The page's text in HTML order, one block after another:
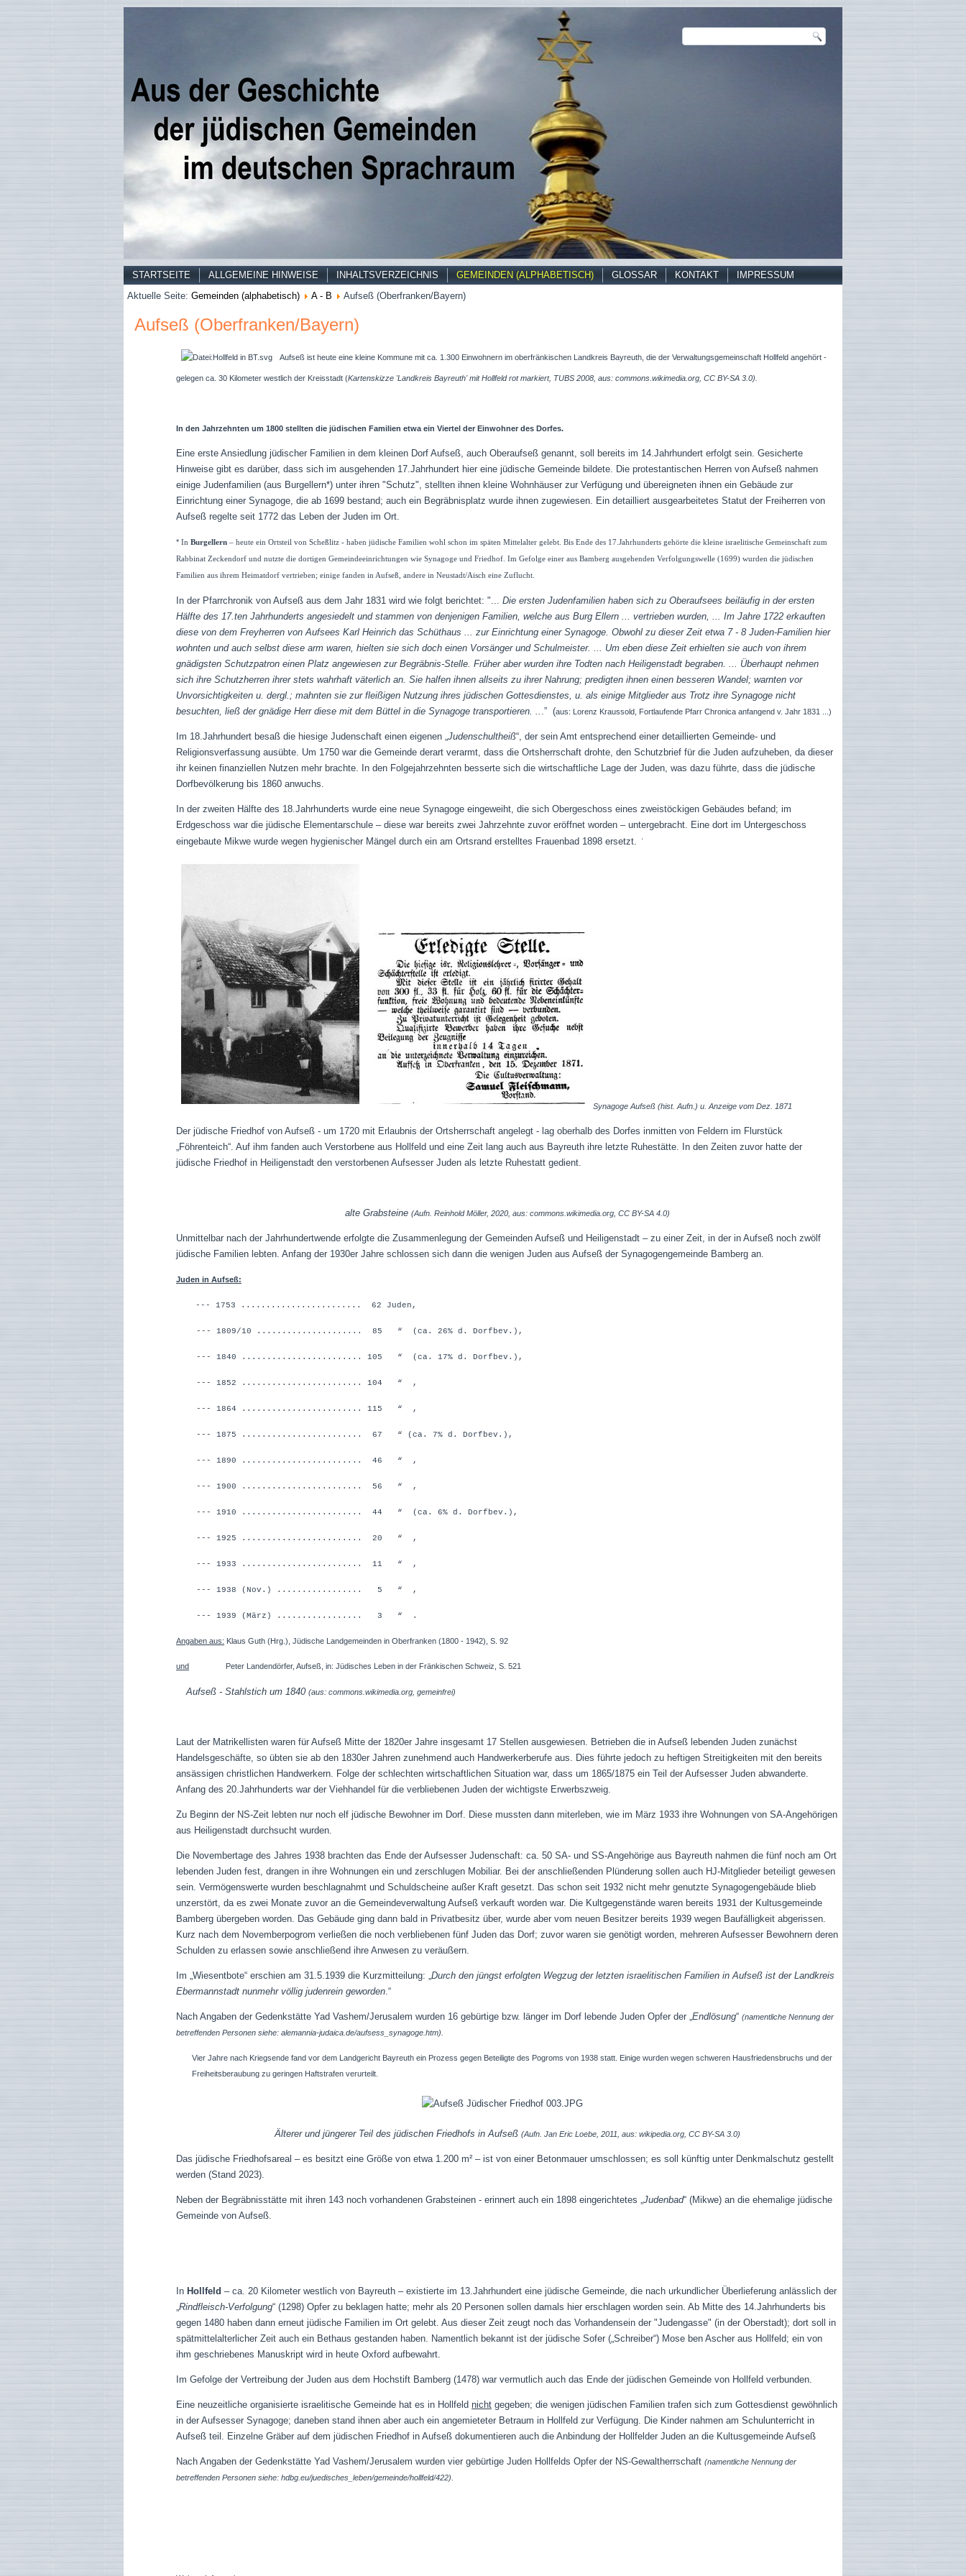
STARTSEITE ALLGEMEINE HINWEISE INHALTSVERZEICHNIS GEMEINDEN (ALPHABETISCH) GLOSSAR KONTAKT
IMPRESSUM
Aktuelle Seite: Gemeinden (alphabetisch) A - B Aufseß (Oberfranken/Bayern)
Aufseß (Oberfranken/Bayern)
Aufseß ist heute eine kleine Kommune mit ca. 1.300 Einwohnern im oberfränkischen Landkreis Bayreuth, die der Verwaltungsgemeinschaft Hollfeld angehört -
gelegen ca. 30 Kilometer westlich der Kreisstadt (Kartenskizze 'Landkreis Bayreuth' mit Hollfeld rot markiert, TUBS 2008, aus: commons.wikimedia.org, CC BY-SA 3.0).
In den Jahrzehnten um 1800 stellten die jüdischen Familien etwa ein Viertel der Einwohner des Dorfes.
Eine erste Ansiedlung jüdischer Familien in dem kleinen Dorf Aufseß, auch Oberaufseß genannt, soll bereits im 14.Jahrhundert erfolgt sein. Gesicherte
Hinweise gibt es darüber, dass sich im ausgehenden 17.Jahrhundert hier eine jüdische Gemeinde bildete. Die protestantischen Herren von Aufseß nahmen
einige Judenfamilien (aus Burgellern*) unter ihren "Schutz", stellten ihnen kleine Wohnhäuser zur Verfügung und übereigneten ihnen ein Gebäude zur
Einrichtung einer Synagoge, die ab 1699 bestand; auch ein Begräbnisplatz wurde ihnen zugewiesen. Ein detailliert ausgearbeitetes Statut der Freiherren von
Aufseß regelte seit 1772 das Leben der Juden im Ort.
* InBurgellern –heute ein Ortsteil von Scheßlitz - haben jüdische Familien wohl schon im späten Mittelaltergelebt . Bis Ende des 17.Jahrhunderts gehörte die kleine israelitische Gemeinschaft zum
Rabbinat Zeckendorf und nutzte die dortigen Gemeindeeinrichtungen wie Synagoge und Friedhof. Im Gefolge einer aus Bamberg ausgehenden Verfolgungswelle(1699)wurden die jüdischen
Familien aus ihrem Heimatdorf vertrieben; einige fanden in Aufseß, andere in Neustadt/Aisch eine Zuflucht.
In der Pfarrchronik von Aufseß aus dem Jahr 1831 wird wie folgt berichtet:"...Die ersten Judenfamilien haben sich zu Oberaufsees beiläufig in der ersten
Hälfte des 17.ten Jahrhunderts angesiedelt und stammen von denjenigen Familien, welche aus Burg Ellern ... vertrieben wurden, ... Im Jahre 1722 erkauften
diese von dem Freyherren von Aufsees Karl Heinrich das Schüthaus ... zur Einrichtung einer Synagoge. Obwohl zu dieser Zeit etwa 7 - 8 Juden-Familien hier
wohnten und auch selbst diese arm waren, hielten sie sich doch einen Vorsänger und Schulmeister. ... Um eben diese Zeit erhielten sie auch von ihrem
gnädigsten Schutzpatron einen Platz angewiesen zur Begräbnis-Stelle. Früher aber wurden ihre Todten nach Heiligenstadt begraben. ... Überhaupt nehmen
sich ihre Schutzherren ihrer stets wahrhaft väterlich an. Sie halfen ihnen allseits zu ihrer Nahrung; predigten ihnen einen besseren Wandel; warnten vor
Unvorsichtigkeiten u. dergl.; mahnten sie zur fleißigen Nutzung ihres jüdischen Gottesdienstes, u. als einige Mitglieder aus Trotz ihre Synagoge nicht
besuchten, ließ der gnädige Herr diese mit dem Büttel in die Synagoge transportieren. .. .” (aus: Lorenz Kraussold, Fortlaufende Pfarr Chronica anfangend v. Jahr 1831 ...)
Im 18.Jahrhundert besaß die hiesige Judenschaft einen eigenen „Judenschultheiß“, der sein Amt entsprechend einer detaillierten Gemeinde- und
Religionsverfassung ausübte. Um 1750 war die Gemeinde derart verarmt, dass die Ortsherrschaft drohte, den Schutzbrief für die Juden aufzuheben, da dieser
ihr keinen finanziellen Nutzen mehr brachte. In den Folgejahrzehnten besserte sich die wirtschaftliche Lage der Juden, was dazu führte, dass die jüdische
Dorfbevölkerung bis 1860 anwuchs.
In der zweiten Hälfte des 18.Jahrhunderts wurde eine neue Synagoge eingeweiht, die sich Obergeschoss eines zweistöckigen Gebäudes befand; im
Erdgeschoss war die jüdische Elementarschule – diese war bereits zwei Jahrzehnte zuvor eröffnet worden – untergebracht. Eine dort im Untergeschoss
eingebaute Mikwe wurde wegen hygienischer Mängel durch ein am Ortsrand erstelltes Frauenbad 1898 ersetzt.
Synagoge Aufseß (hist. Aufn.) u. Anzeige vom Dez. 1871
Der jüdische Friedhof von Aufseß - um 1720 mit Erlaubnis der Ortsherrschaft angelegt - lag oberhalb des Dorfes inmitten von Feldern im Flurstück
„Föhrenteich“. Auf ihm fanden auch Verstorbene aus Hollfeld und eine Zeit lang auch aus Bayreuth ihre letzte Ruhestätte. In den Zeiten zuvor hatte der
jüdische Friedhof in Heiligenstadt den verstorbenen Aufsesser Juden als letzte Ruhestatt gedient.
alte Grabsteine(Aufn. Reinhold Möller, 2020, aus: commons.wikimedia.org, CC BY-SA 4.0)
Unmittelbar nach der Jahrhundertwende erfolgte die Zusammenlegung der Gemeinden Aufseß und Heiligenstadt – zu einer Zeit, in der in Aufseß noch zwölf
jüdische Familien lebten. Anfang der 1930er Jahre schlossen sich dann die wenigen Juden aus Aufseß der Synagogengemeinde Bamberg an.
Juden in Aufseß:
--- 1753 ........................ 62 Juden,
--- 1809/10 ..................... 85 “ (ca. 26% d. Dorfbev.),
--- 1840 ........................ 105 “ (ca. 17% d. Dorfbev.),
--- 1852 ........................ 104 “ ,
--- 1864 ........................ 115 “ ,
--- 1875 ........................ 67 “ (ca. 7% d. Dorfbev.),
--- 1890 ........................ 46 “ ,
--- 1900 ........................ 56 “ ,
--- 1910 ........................ 44 “ (ca. 6% d. Dorfbev.),
--- 1925 ........................ 20 “ ,
--- 1933 ........................ 11 “ ,
--- 1938 (Nov.) ................. 5 “ ,
--- 1939 (März) ................. 3 “ .
Angaben aus: Klaus Guth (Hrg.), Jüdische Landgemeinden in Oberfranken (1800 - 1942), S. 92
und Peter Landendörfer, Aufseß, in: Jüdisches Leben in der Fränkischen Schweiz, S. 521
Aufseß - Stahlstich um 1840(aus: commons.wikimedia.org, gemeinfrei)
Laut der Matrikellisten waren für Aufseß Mitte der 1820er Jahre insgesamt 17 Stellen ausgewiesen. Betrieben die in Aufseß lebenden Juden zunächst
Handelsgeschäfte, so übten sie ab den 1830er Jahren zunehmend auch Handwerkerberufe aus. Dies führte jedoch zu heftigen Streitigkeiten mit den bereits
ansässigen christlichen Handwerkern. Folge der schlechten wirtschaftlichen Situation war, dass um 1865/1875 ein Teil der Aufsesser Juden abwanderte.
Anfang des 20.Jahrhunderts war der Viehhandel für die verbliebenen Juden der wichtigste Erwerbszweig.
Zu Beginn der NS-Zeit lebten nur noch elf jüdische Bewohner im Dorf. Diese mussten dann miterleben, wie im März 1933 ihre Wohnungen von SA-Angehörigen
aus Heiligenstadt durchsucht wurden.
Die Novembertage des Jahres 1938 brachten das Ende der Aufsesser Judenschaft: ca. 50 SA- und SS-Angehörige aus Bayreuth nahmen die fünf noch am Ort
lebenden Juden fest, drangen in ihre Wohnungen ein und zerschlugen Mobiliar. Bei der anschließenden Plünderung sollen auch HJ-Mitglieder beteiligt gewesen
sein. Vermögenswerte wurden beschlagnahmt und Schuldscheine außer Kraft gesetzt. Das schon seit 1932 nicht mehr genutzte Synagogengebäude blieb
unzerstört, da es zwei Monate zuvor an die Gemeindeverwaltung Aufseß verkauft worden war. Die Kultgegenstände waren bereits 1931 der Kultusgemeinde
Bamberg übergeben worden. Das Gebäude ging dann bald in Privatbesitz über, wurde aber vom neuen Besitzer bereits 1939 wegen Baufälligkeit abgerissen.
Kurz nach dem Novemberpogrom verließen die noch verbliebenen fünf Juden das Dorf; zuvor waren sie genötigt worden, mehreren Aufsesser Bewohnern deren
Schulden zu erlassen sowie anschließend ihre Anwesen zu veräußern.
Im „Wiesentbote“ erschien am 31.5.1939 die Kurzmitteilung: „Durch den jüngst erfolgten Wegzug der letzten israelitischen Familien in Aufseß ist der Landkreis
Ebermannstadt nunmehr völlig judenrein geworden.“
Nach Angaben der Gedenkstätte Yad Vashem/Jerusalem wurden 16 gebürtige bzw. länger im Dorf lebende Juden Opfer der „Endlösung“(namentliche Nennung der
betreffenden Personen siehe: alemannia-judaica.de/aufsess_synagoge.htm).
Vier Jahre nach Kriegsende fand vor dem Landgericht Bayreuth ein Prozess gegen Beteiligte des Pogroms von 1938 statt. Einige wurden wegen schweren Hausfriedensbruchs und der
Freiheitsberaubung zu geringen Haftstrafen verurteilt.
Älterer und jüngerer Teil des jüdischen Friedhofs in Aufseß(Aufn. Jan Eric Loebe, 2011, aus: wikipedia.org, CC BY-SA 3.0)
Das jüdische Friedhofsareal – es besitzt eine Größe von etwa 1.200 m² – ist von einer Betonmauer umschlossen; es soll künftig unter Denkmalschutz gestellt
werden (Stand 2023).
Neben der Begräbnisstätte mit ihren 143 noch vorhandenen Grabsteinen - erinnert auch ein 1898 eingerichtetes „Judenbad“ (Mikwe) an die ehemalige jüdische
Gemeinde von Aufseß.
In Hollfeld – ca. 20 Kilometer westlich von Bayreuth – existierte im 13.Jahrhundert eine jüdische Gemeinde, die nach urkundlicher Überlieferung anlässlich der
„Rindfleisch-Verfolgung“ (1298) Opfer zu beklagen hatte; mehr als 20 Personen sollen damals hier erschlagen worden sein. Ab Mitte des 14.Jahrhunderts bis
gegen 1480 haben dann erneut jüdische Familien im Ort gelebt. Aus dieser Zeit zeugt noch das Vorhandensein der "Judengasse" (in der Oberstadt); dort soll in
spätmittelalterlicher Zeit auch ein Bethaus gestanden haben. Namentlich bekannt ist der jüdische Sofer („Schreiber“) Mose ben Ascher aus Hollfeld; ein von
ihm geschriebenes Manuskript wird in heute Oxford aufbewahrt.
Im Gefolge der Vertreibung der Juden aus dem Hochstift Bamberg (1478) war vermutlich auch das Ende der jüdischen Gemeinde von Hollfeld verbunden.
Eine neuzeitliche organisierte israelitische Gemeinde hat es in Hollfeldnicht gegeben; die wenigen jüdischen Familien trafen sich zum Gottesdienst gewöhnlich
in der Aufsesser Synagoge; daneben stand ihnen aber auch ein angemieteter Betraum in Hollfeld zur Verfügung. Die Kinder nahmen am Schulunterricht in
Aufseß teil. Einzelne Gräber auf dem jüdischen Friedhof in Aufseß dokumentieren auch die Anbindung der Hollfelder Juden an die Kultusgemeinde Aufseß
Nach Angaben der Gedenkstätte Yad Vashem/Jerusalem wurdenvier gebürtige Juden Hollfelds Opfer der NS-Gewaltherrschaft (namentliche Nennung der
betreffenden Personen siehe: hdbg.eu/juedisches_leben/gemeinde/hollfeld/422).